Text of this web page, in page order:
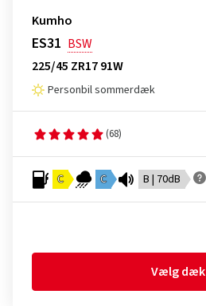
Kumho
ES31 BSW
225/45 ZR17 91W
Personbil sommerdæk
(68)
C C B | 70dB
Vælg dæk